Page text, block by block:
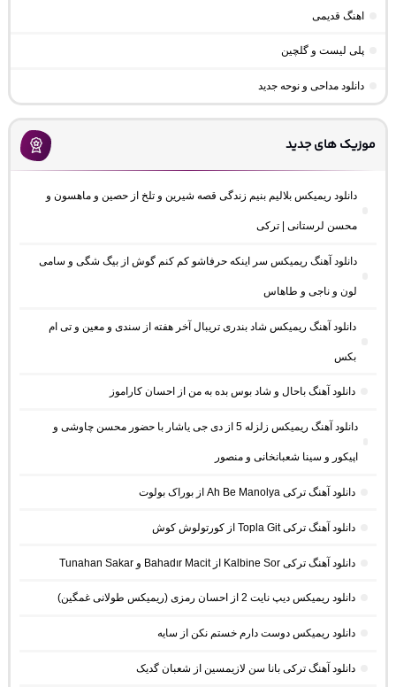
اهنگ قدیمی
پلی لیست و گلچین
دانلود مداحی و نوحه جدید
موزیک های جدید
دانلود ریمیکس بلالیم بنیم زندگی قصه شیرین و تلخ از حصین و ماهسون و
محسن لرستانی | ترکی
دانلود آهنگ ریمیکس سر اینکه حرفاشو کم کنم گوش از بیگ شگی و سامی
لون و ناجی و طاهاس
دانلود آهنگ ریمیکس شاد بندری تریبال آخر هفته از سندی و معین و تی ام
بکس
دانلود آهنگ باحال و شاد بوس بده به من از احسان کاراموز
دانلود آهنگ ریمیکس زلزله 5 از دی جی یاشار با حضور محسن چاوشی و
اپیکور و سینا شعبانخانی و منصور
دانلود آهنگ ترکی Ah Be Manolya از بوراک بولوت
دانلود آهنگ ترکی Topla Git از کورتولوش کوش
دانلود آهنگ ترکی Kalbine Sor از Bahadır Macit و Tunahan Sakar
دانلود ریمیکس دیپ نایت 2 از احسان رمزی (ریمیکس طولانی غمگین)
دانلود ریمیکس دوست دارم خستم نکن از سایه
دانلود آهنگ ترکی بانا سن لازیمسین از شعبان گدیک